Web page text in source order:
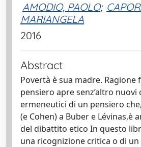
AMODIO, PAOLO;
MARIANGELA
2016
Abstract
Povertà è sua madre. Ragione
pensiero apre senz’altro nuovi
ermeneutici di un pensiero
(e Cohen) a Buber e Lévinas,è
del dibattito etico In questo
una ricognizione critica o di